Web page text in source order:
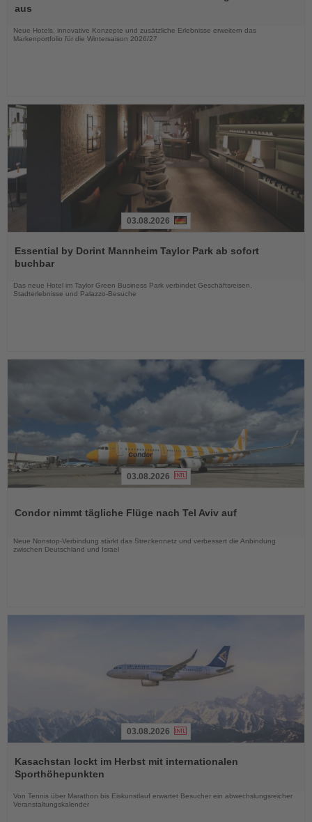
dieaus
Neue Hotels, innovative Konzepte und zusätzliche Erlebnisse erweitern das
Markenportfolio für die Wintersaison 2026/27
Sie
die
03.08.2026
Essential by Dorint Mannheim Taylor Park ab sofort
buchbar
Das neue Hotel im Taylor Green Business Park verbindet Geschäftsreisen,
Stadterlebnisse und Palazzo-Besuche
die
03.08.2026
Condor nimmt tägliche Flüge nach Tel Aviv auf
Neue Nonstop-Verbindung stärkt das Streckennetz und verbessert die Anbindung
zwischen Deutschland und Israel
Sie
die
Nachrichten
03.08.2026
Kasachstan lockt im Herbst mit internationalen
Sporthöhepunkten
Von Tennis über Marathon bis Eiskunstlauf erwartet Besucher ein abwechslungsreicher
Veranstaltungskalender